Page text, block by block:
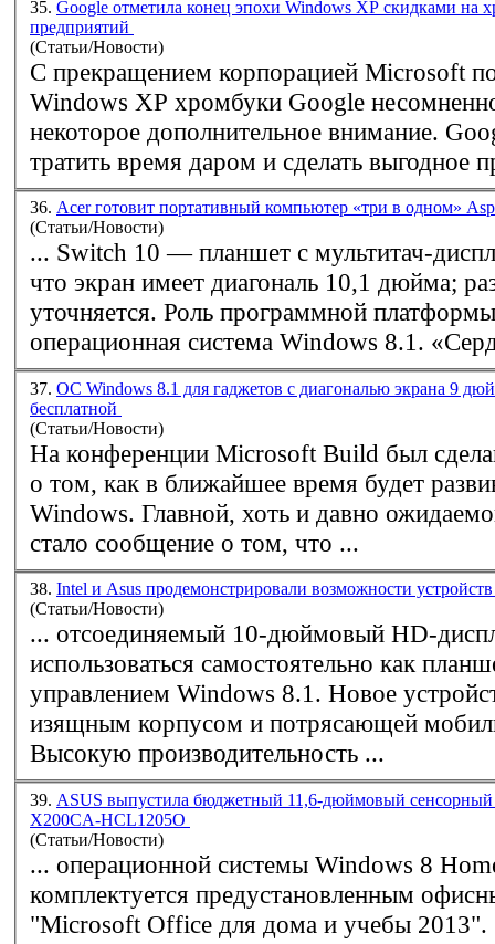
35. Google отметила конец эпохи Windows XP скидками на
предприятий
(Статьи/Новости)
С прекращением корпорацией Microsoft
Windows XP хромбуки Google
некоторое дополнительное внимание.
тратить время даром и сделать выгодное
36. Acer готовит портативный компьютер «три в одном»
(Статьи/Новости)
... Switch 10 — планшет с мультитач-
что экран имеет диагональ 10,1 дюйма;
уточняется. Роль программной платформы сыграет
операционная система Windows 8.1.
37. ОС Windows 8.1 для гаджетов с диагональю экрана 9
бесплатной
(Статьи/Новости)
На конференции Microsoft Build был
о том, как в ближайшее время будет
Windows. Главной, хоть и давно ожидаемой, новостью
стало сообщение о том, что ...
38. Intel и Asus продемонстрировали возможности
(Статьи/Новости)
... отсоединяемый 10-дюймовый HD-
использоваться самостоятельно как
управлением Windows 8.1. Новое
изящным корпусом и потрясающей
Высокую производительность ...
39. ASUS выпустила бюджетный 11,6-дюймовый сенсорный
X200CA-HCL1205O
(Статьи/Новости)
... операционной системы Windows 8
комплектуется предустановленным
"Microsoft Office для дома и учебы 2013".